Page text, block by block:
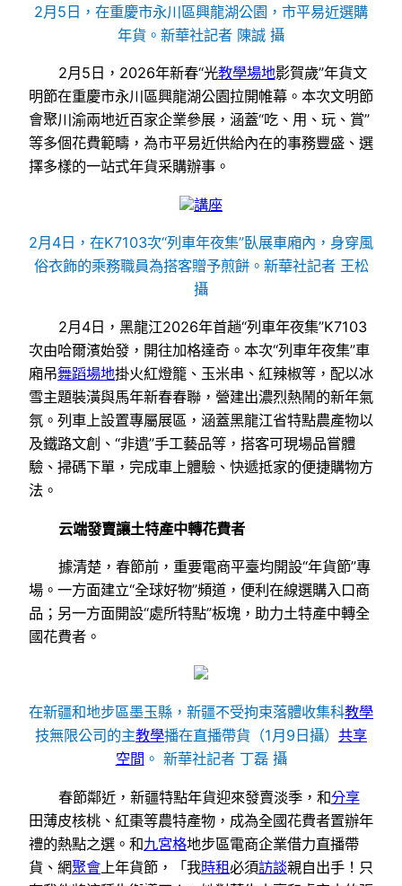
2月5日，在重慶市永川區興龍湖公園，市平易近選購
年貨。新華社記者 陳誠 攝
2月5日，2026年新春“光教學場地影賀歲”年貨文
明節在重慶市永川區興龍湖公園拉開帷幕。本次文明節
會聚川渝兩地近百家企業參展，涵蓋“吃、用、玩、賞”
等多個花費範疇，為市平易近供給內在的事務豐盛、選
擇多樣的一站式年貨采購辦事。
講座
2月4日，在K7103次“列車年夜集”臥展車廂內，身穿風
俗衣飾的乘務職員為搭客贈予煎餅。新華社記者 王松
攝
2月4日，黑龍江2026年首趟“列車年夜集”K7103
次由哈爾濱始發，開往加格達奇。本次“列車年夜集”車
廂吊舞蹈場地掛火紅燈籠、玉米串、紅辣椒等，配以冰
雪主題裝潢與馬年新春春聯，營建出濃烈熱鬧的新年氣
氛。列車上設置專屬展區，涵蓋黑龍江省特點農產物以
及鐵路文創、“非遺”手工藝品等，搭客可現場品嘗體
驗、掃碼下單，完成車上體驗、快遞抵家的便捷購物方
法。
云端發賣讓土特產中轉花費者
據清楚，春節前，重要電商平臺均開設“年貨節”專
場。一方面建立“全球好物”頻道，便利在線選購入口商
品；另一方面開設“處所特點”板塊，助力土特產中轉全
國花費者。
在新疆和地步區墨玉縣，新疆不受拘束落體收集科教學
技無限公司的主教學播在直播帶貨（1月9日攝） 共享
空間 。 新華社記者 丁磊 攝
春節鄰近，新疆特點年貨迎來發賣淡季，和分享
田薄皮核桃、紅棗等農特產物，成為全國花費者置辦年
禮的熱點之選。和九宮格地步區電商企業借力直播帶
貨、網聚會 上年貨節，「我時租必須訪談親自出手！只